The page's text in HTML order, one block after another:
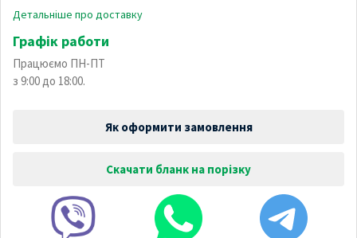
Детальніше про доставку
Графік работи
Працюємо ПН-ПТ
з 9:00 до 18:00.
Як оформити замовлення
Скачати бланк на порізку